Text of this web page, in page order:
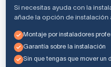
Si necesitas ayuda con la
añade la opción de instalación
Montaje por instaladores
Garantía sobre la instalación
Sin que tengas que mover un